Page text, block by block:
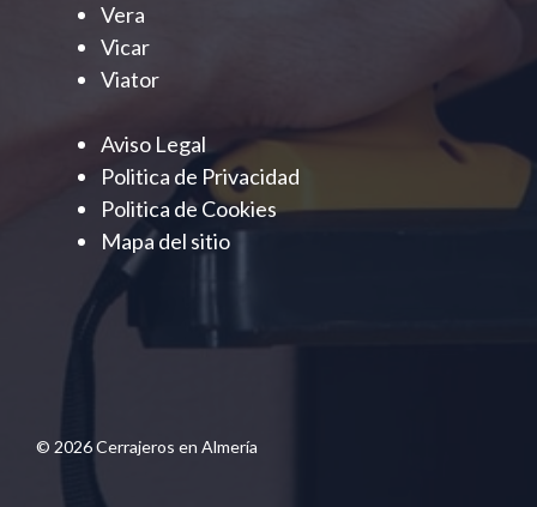
Vera
Vicar
Viator
Aviso Legal
Politica de Privacidad
Politica de Cookies
Mapa del sitio
© 2026 Cerrajeros en Almería